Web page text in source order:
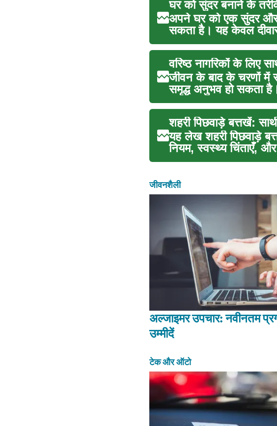
घर को सुंदर बनाने के
अपने घर को एक सुंदर और
सकता है। यह केवल
वरिष्ठ नागरिकों के लिए
जीवन के बाद के चरणों में
समृद्ध अनुभव हो सकता
शहरी पिछवाड़े बत्तखें:
यह लेख शहरी पिछवाड़े
नियम, स्वस्थ्य चिंताएँ,
जीवनशैली
अल्जाइमर उपचार: नवीनतम
उम्मीदें
टेक और ऑटो